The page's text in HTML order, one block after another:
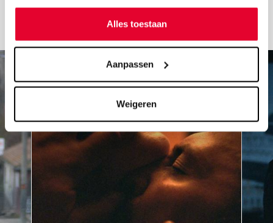
Alles toestaan
Aanpassen
Weigeren